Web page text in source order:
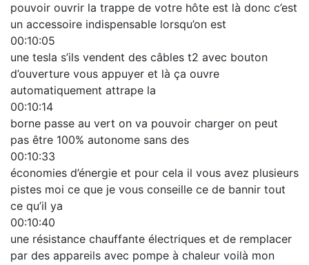
pouvoir ouvrir la trappe de votre hôte est là donc c’est
un accessoire indispensable lorsqu’on est
00:10:05
une tesla s’ils vendent des câbles t2 avec bouton
d’ouverture vous appuyer et là ça ouvre
automatiquement attrape la
00:10:14
borne passe au vert on va pouvoir charger on peut
pas être 100% autonome sans des
00:10:33
économies d’énergie et pour cela il vous avez plusieurs
pistes moi ce que je vous conseille ce de bannir tout
ce qu’il ya
00:10:40
une résistance chauffante électriques et de remplacer
par des appareils avec pompe à chaleur voilà mon